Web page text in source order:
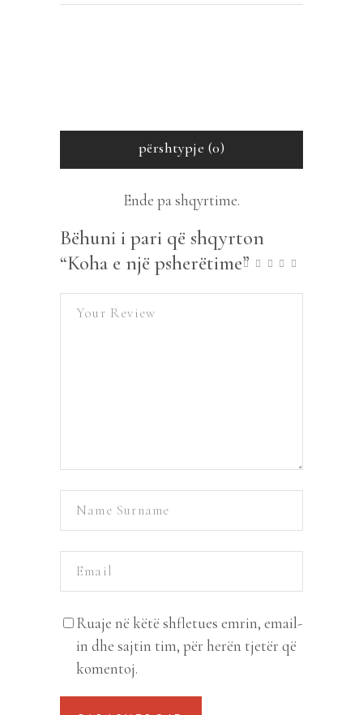
përshtypje (0)
Ende pa shqyrtime.
Bëhuni i pari që shqyrton
“Koha e një psherëtime”
Ruaje në këtë shfletues emrin, email-
in dhe sajtin tim, për herën tjetër që
komentoj.